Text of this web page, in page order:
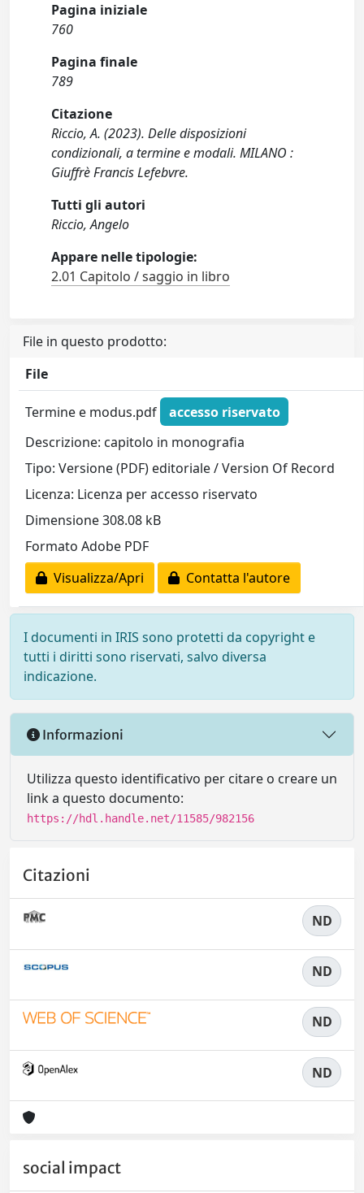
Pagina iniziale
760
Pagina finale
789
Citazione
Riccio, A. (2023). Delle disposizioni
condizionali, a termine e modali. MILANO :
Giuffrè Francis Lefebvre.
Tutti gli autori
Riccio, Angelo
Appare nelle tipologie:
2.01 Capitolo / saggio in libro
File in questo prodotto:
File
Termine e modus.pdf
accesso riservato
Descrizione: capitolo in monografia
Tipo: Versione (PDF) editoriale / Version Of Record
Licenza: Licenza per accesso riservato
Dimensione 308.08 kB
Formato Adobe PDF
Visualizza/Apri
Contatta l'autore
I documenti in IRIS sono protetti da copyright e
tutti i diritti sono riservati, salvo diversa
indicazione.
Informazioni
Utilizza questo identificativo per citare o creare un
link a questo documento:
https://hdl.handle.net/11585/982156
Citazioni
ND
ND
ND
ND
social impact